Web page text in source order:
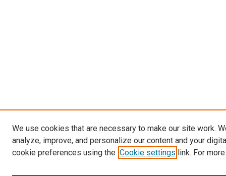
We use cookies that are necessary to make our site work.
analyze, improve, and personalize our content and your
cookie preferences using the Cookie settings link. For